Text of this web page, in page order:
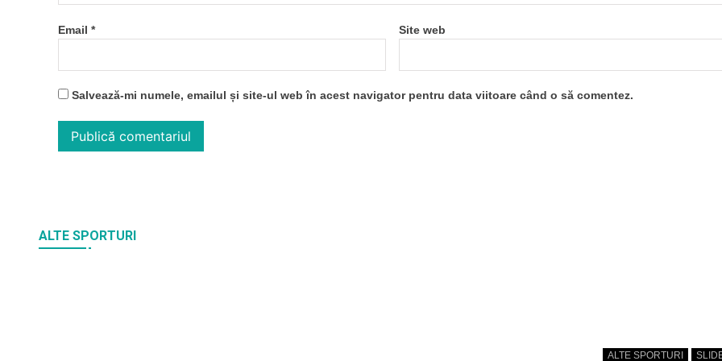
Email * Site web
Salvează-mi numele, emailul și site-ul web în acest navigator pentru data viitoare când o să comentez.
ALTE SPORTURI
ALTE SPORTURI